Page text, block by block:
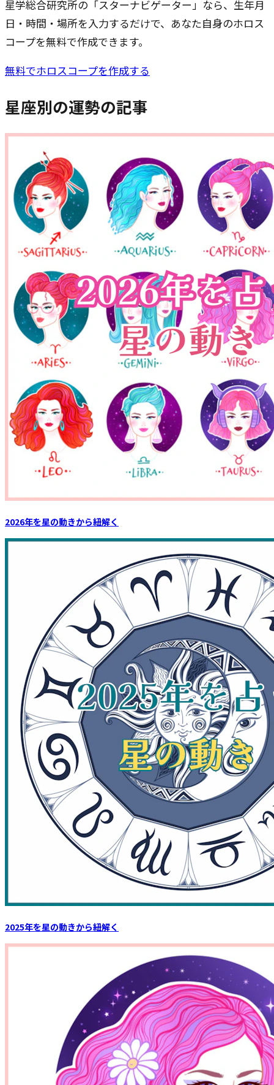
星学総合研究所の「スターナビゲーター」なら、生年月
日・時間・場所を入力するだけで、あなた自身のホロス
コープを無料で作成できます。
無料でホロスコープを作成する
星座別の運勢の記事
2026年を星の動きから紐解く
2025年を星の動きから紐解く